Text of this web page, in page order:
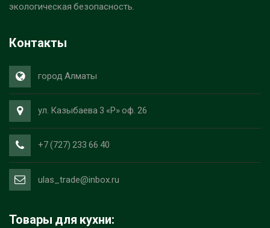
экологическая безопасность.
Контакты
город Алматы
ул. Казыбаева 3 «Р» оф. 26
+7 (727) 233 66 40
ulas_trade@inbox.ru
Товары для кухни: